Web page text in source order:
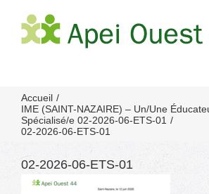
contenu
Accueil
IME (SAINT-NAZAIRE) – Un/Une
Spécialisé/e 02-2026-06-ETS-01
02-2026-06-ETS-01
02-2026-06-ETS-01